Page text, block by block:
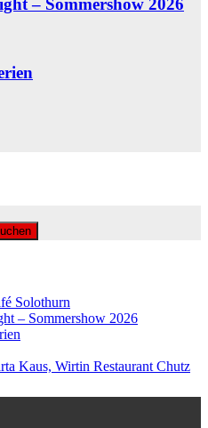
– Sommershow 2026
Solothurn
– Sommershow 2026
Kaus, Wirtin Restaurant Chutz